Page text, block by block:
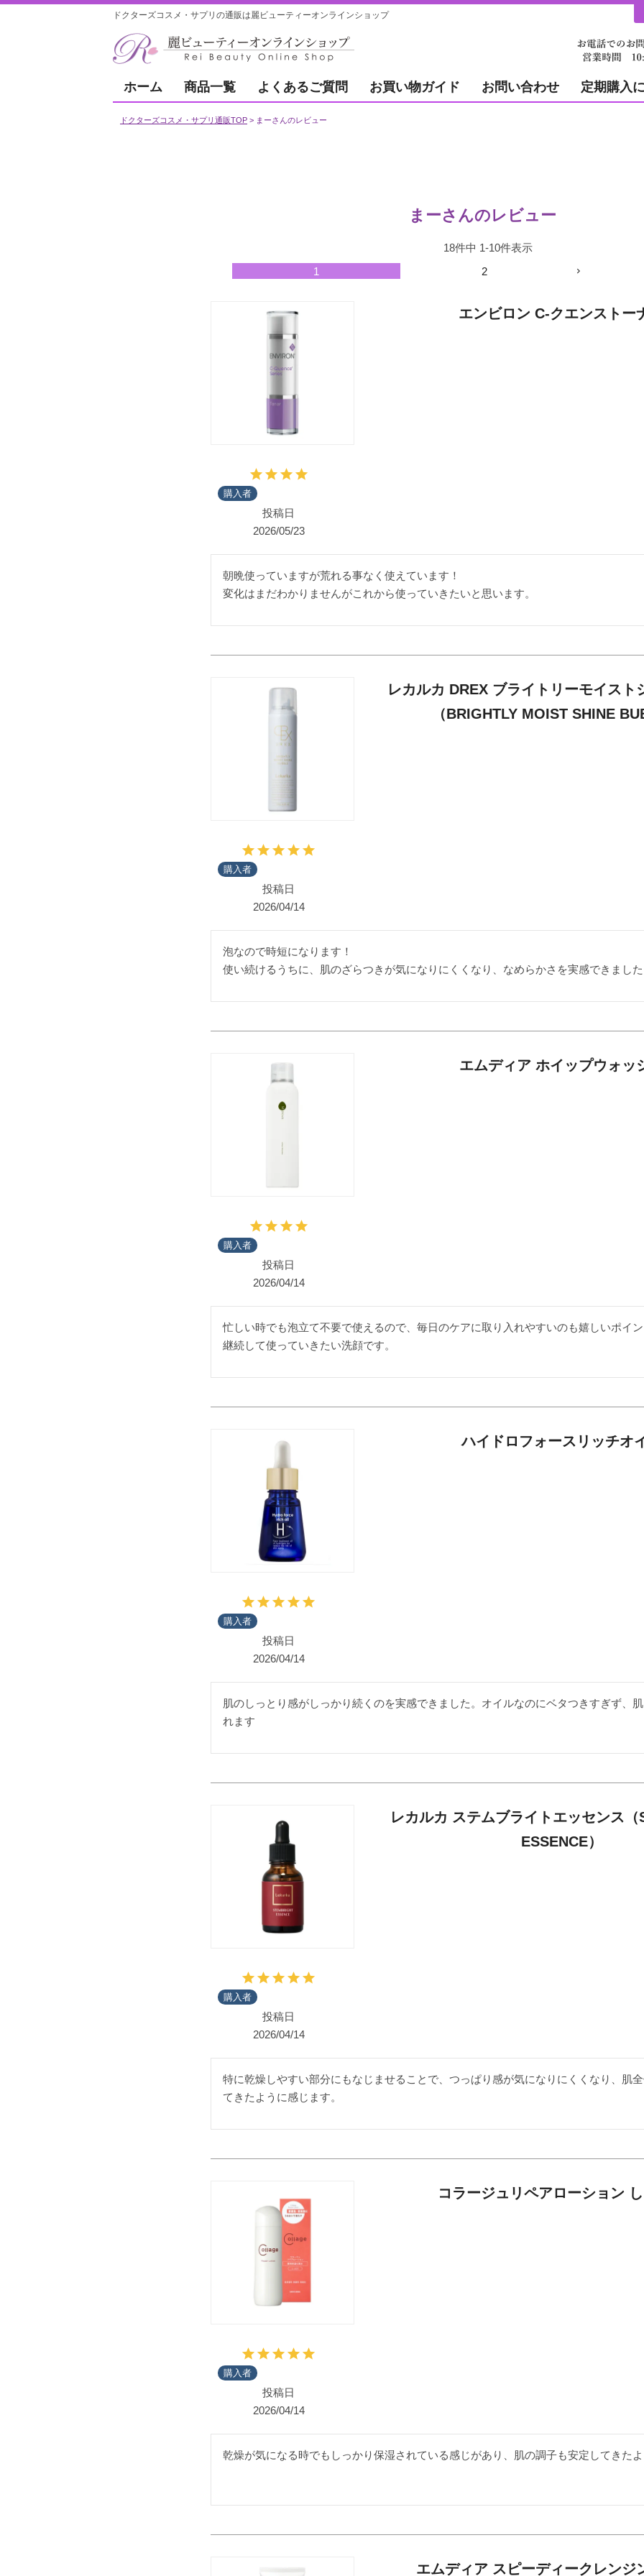
ドクターズコスメ・サプリの通販は麗ビューティーオンラインショップ
ホーム 商品一覧 よくあるご質問 お買い物ガイド お問い合わせ 定期購入
ドクターズコスメ・サプリ通販TOP まーさんのレビュー
まーさんのレビュー
18件中 1-10件表示
1
2
エンビロン C-クエンストー
購入者
投稿日
2026/05/23
朝晩使っていますが荒れる事なく使えています！
変化はまだわかりませんがこれから使っていきたいと思います。
レカルカ DREX ブライトリーモイスト
（BRIGHTLY MOIST SHINE
購入者
投稿日
2026/04/14
泡なので時短になります！
使い続けるうちに、肌のざらつきが気になりにくくなり、なめらかさを実感できました
エムディア ホイップウォッ
購入者
投稿日
2026/04/14
忙しい時でも泡立て不要で使えるので、毎日のケアに取り入れやすいのも嬉しいポイ
継続して使っていきたい洗顔です。
ハイドロフォースリッチオ
購入者
投稿日
2026/04/14
肌のしっとり感がしっかり続くのを実感できました。オイルなのにベタつきすぎず、
れます
レカルカ ステムブライトエッセンス
ESSENCE）
購入者
投稿日
2026/04/14
特に乾燥しやすい部分にもなじませることで、つっぱり感が気になりにくくなり、肌
てきたように感じます。
コラージュリペアローション
購入者
投稿日
2026/04/14
乾燥が気になる時でもしっかり保湿されている感じがあり、肌の調子も安定してきた
エムディア スピーディークレンジ